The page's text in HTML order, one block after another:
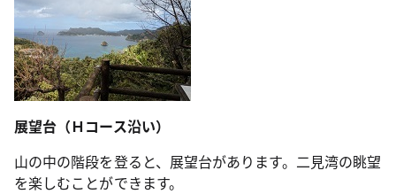
展望台（Ｈコース沿い）
山の中の階段を登ると、展望台があります。二見湾の眺望
を楽しむことができます。